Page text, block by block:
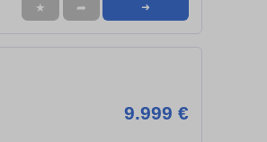
★ ➦ ➜
9.999 €